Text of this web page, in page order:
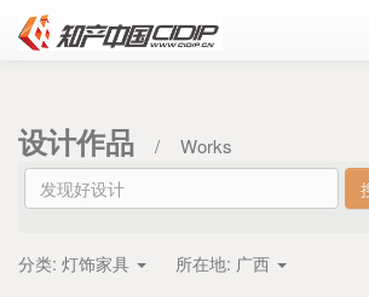
设计作品 / Works
分类: 灯饰家具 所在地: 广西